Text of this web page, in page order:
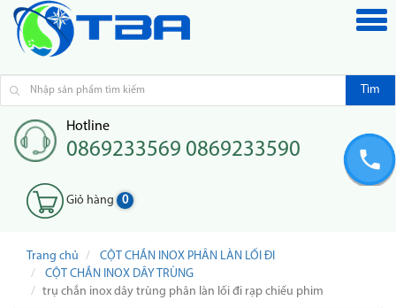
Tìm
Hotline
0869233569 0869233590
Giỏ hàng 0
Trang chủ
CỘT CHẮN INOX PHÂN LÀN LỐI ĐI
CỘT CHẮN INOX DÂY TRÙNG
trụ chắn inox dây trùng phân làn lối đi rạp chiếu phim